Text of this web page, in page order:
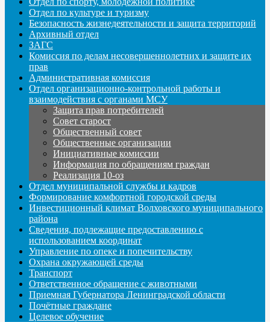
Отдел по культуре и туризму
Безопасность жизнедеятельности и защита территорий
Архивный отдел
ЗАГС
Комиссия по делам несовершеннолетних и защите их
прав
Административная комиссия
Отдел организационно-контрольной работы и
взаимодействия с органами МСУ
Защита прав потребителей
Совет старост
Общественный совет
Общественные организации
Инициативные комиссии
Информация по обращениям граждан
Реализация 10-оз
Отдел муниципальной службы и кадров
Формирование комфортной городской среды
Инвестиционный климат Волховского муниципального
района
Сведения, подлежащие предоставлению с
использованием координат
Управление по опеке и попечительству
Охрана окружающей среды
Транспорт
Ответственное обращение с животными
Приемная Губернатора Ленинградской области
Почётные граждане
Целевое обучение